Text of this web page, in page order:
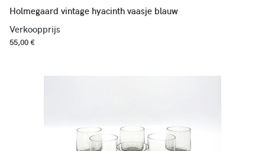
Holmegaard vintage hyacinth vaasje blauw
Verkoopprijs
55,00 €